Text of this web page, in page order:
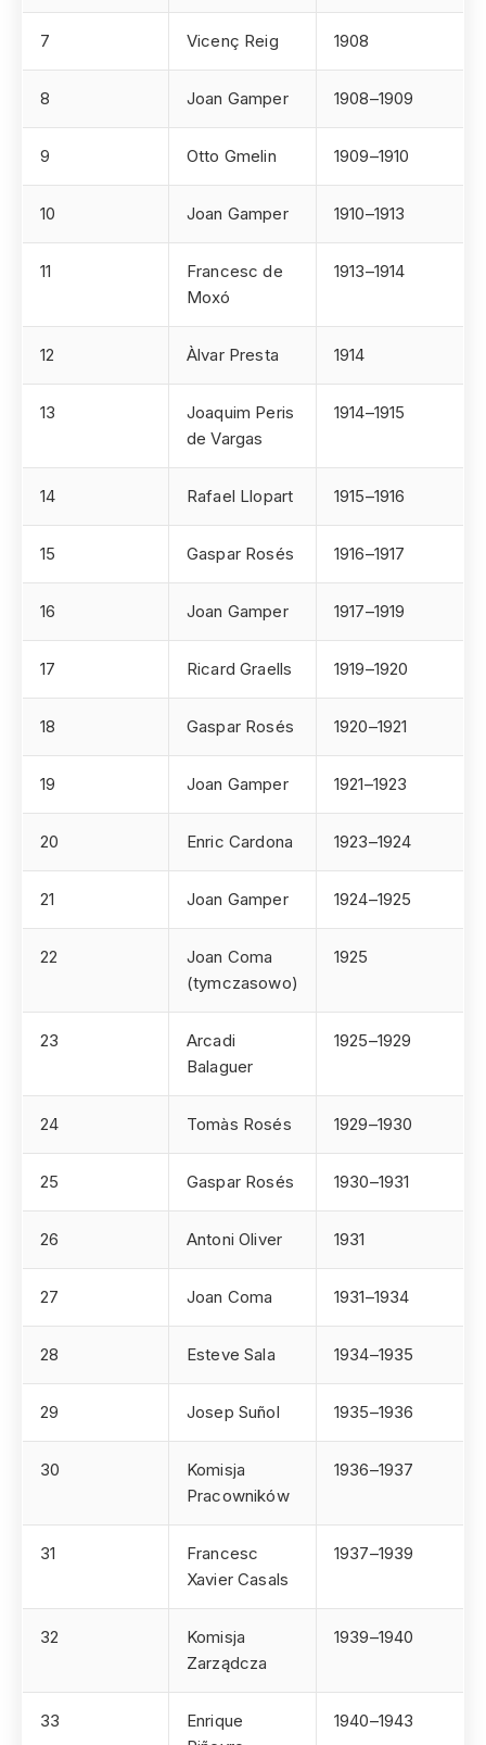
7 Vicenç Reig 1908
8 Joan Gamper 1908–1909
9 Otto Gmelin 1909–1910
10 Joan Gamper 1910–1913
11
Francesc de
Moxó
1913–1914
12 Àlvar Presta 1914
13
Joaquim Peris
de Vargas
1914–1915
14 Rafael Llopart 1915–1916
15 Gaspar Rosés 1916–1917
16 Joan Gamper 1917–1919
17 Ricard Graells 1919–1920
18 Gaspar Rosés 1920–1921
19 Joan Gamper 1921–1923
20 Enric Cardona 1923–1924
21 Joan Gamper 1924–1925
22
Joan Coma
(tymczasowo)
1925
23
Arcadi
Balaguer
1925–1929
24 Tomàs Rosés 1929–1930
25 Gaspar Rosés 1930–1931
26 Antoni Oliver 1931
27 Joan Coma 1931–1934
28 Esteve Sala 1934–1935
29 Josep Suñol 1935–1936
30
Komisja
Pracowników
1936–1937
31
Francesc
Xavier Casals
1937–1939
32
Komisja
Zarządcza
1939–1940
33
Enrique
1940–1943